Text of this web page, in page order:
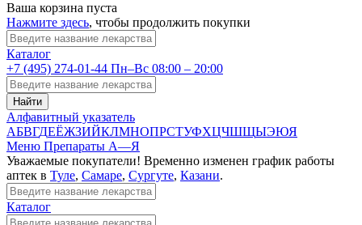
Ваша корзина пуста
Нажмите здесь, чтобы продолжить покупки
Каталог
+7 (495) 274-01-44 Пн–Вс 08:00 – 20:00
Найти
Алфавитный указатель
АБВГДЕЁЖЗИЙКЛМНОПРСТУФХЦЧШЩЫЭЮЯ
Меню Препараты А—Я
Уважаемые покупатели! Временно изменен график работы
аптек в Туле, Самаре, Сургуте, Казани.
Каталог